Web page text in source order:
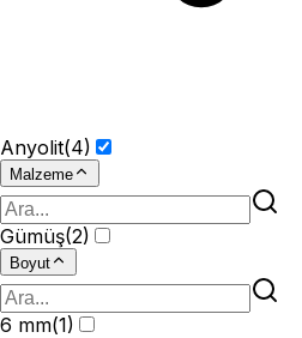
Anyolit(4)
Malzeme
Gümüş(2)
Boyut
6 mm(1)